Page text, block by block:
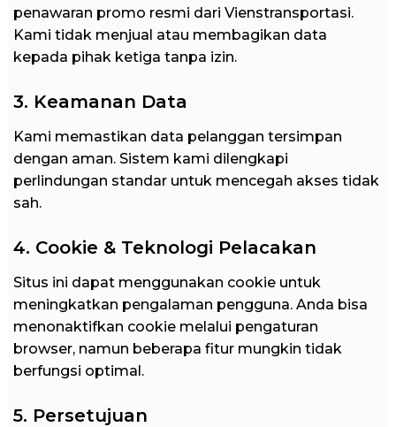
penawaran promo resmi dari Vienstransportasi.
Kami tidak menjual atau membagikan data
kepada pihak ketiga tanpa izin.
3. Keamanan Data
Kami memastikan data pelanggan tersimpan
dengan aman. Sistem kami dilengkapi
perlindungan standar untuk mencegah akses tidak
sah.
4. Cookie & Teknologi Pelacakan
Situs ini dapat menggunakan cookie untuk
meningkatkan pengalaman pengguna. Anda bisa
menonaktifkan cookie melalui pengaturan
browser, namun beberapa fitur mungkin tidak
berfungsi optimal.
5. Persetujuan